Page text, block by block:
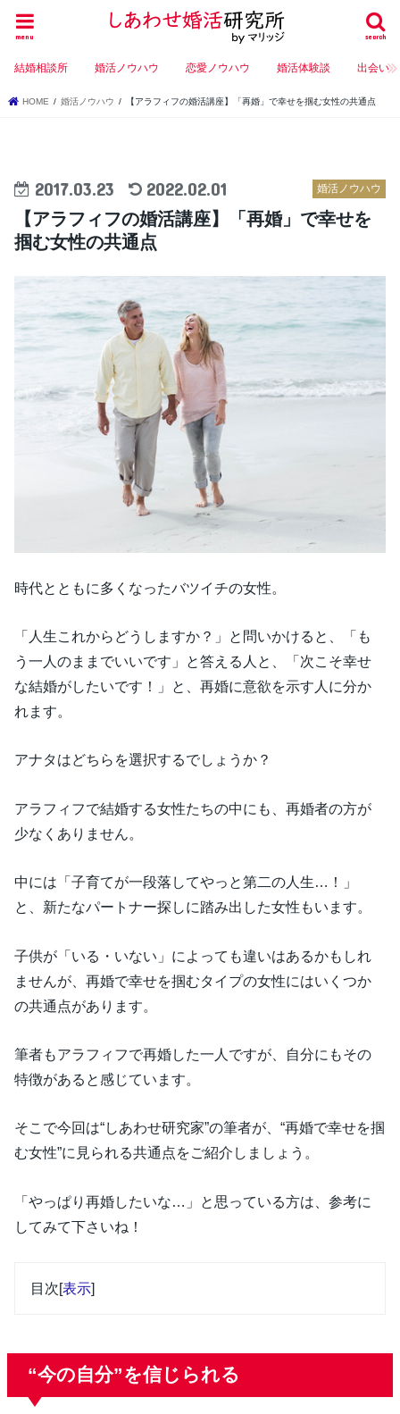
search
menu
結婚相談所 婚活ノウハウ 恋愛ノウハウ 婚活体験談 出会い
HOME 婚活ノウハウ 【アラフィフの婚活講座】「再婚」で幸せを掴む女性の共通点
婚活ノウハウ
2017.03.23 2022.02.01
【アラフィフの婚活講座】「再婚」で幸せを
掴む女性の共通点
時代とともに多くなったバツイチの女性。
「人生これからどうしますか？」と問いかけると、「も
う一人のままでいいです」と答える人と、「次こそ幸せ
な結婚がしたいです！」と、再婚に意欲を示す人に分か
れます。
アナタはどちらを選択するでしょうか？
アラフィフで結婚する女性たちの中にも、再婚者の方が
少なくありません。
中には「子育てが一段落してやっと第二の人生…！」
と、新たなパートナー探しに踏み出した女性もいます。
子供が「いる・いない」によっても違いはあるかもしれ
ませんが、再婚で幸せを掴むタイプの女性にはいくつか
の共通点があります。
筆者もアラフィフで再婚した一人ですが、自分にもその
特徴があると感じています。
そこで今回は“しあわせ研究家”の筆者が、“再婚で幸せを掴
む女性”に見られる共通点をご紹介しましょう。
「やっぱり再婚したいな…」と思っている方は、参考に
してみて下さいね！
目次[表示]
“今の自分”を信じられる